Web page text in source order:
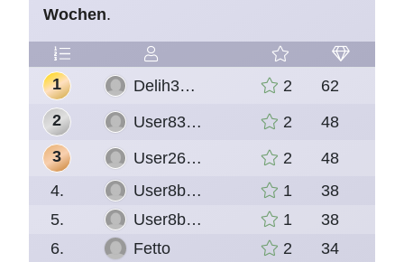
Englisch Deutsch Spanisch
Wochen.
1 Delih3… 2
62
2
User83… 2
48
3
User26… 2
48
4.
User8b… 1
38
5.
User8b… 1
38
6.
Fetto 2
34